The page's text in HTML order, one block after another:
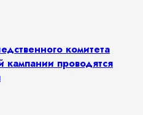
комитета
кампании проводятся